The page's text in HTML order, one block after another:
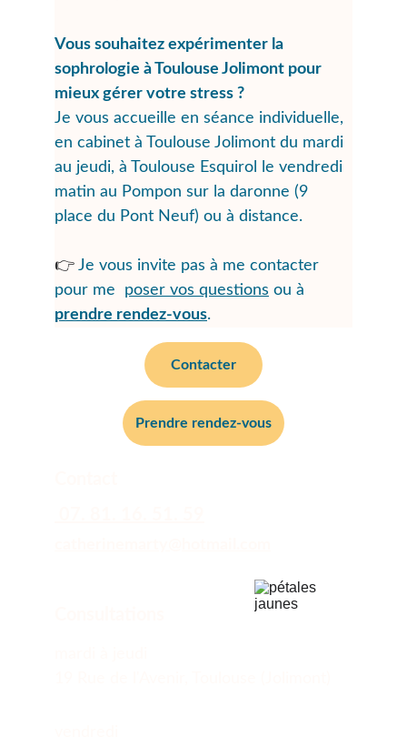
Vous souhaitez expérimenter la
sophrologie à Toulouse Jolimont pour
mieux gérer votre stress ?
Je vous accueille en séance individuelle,
en cabinet à Toulouse Jolimont du mardi
au jeudi, à Toulouse Esquirol le vendredi
matin au Pompon sur la daronne (9
place du Pont Neuf) ou à distance.
👉 Je vous invite pas à me contacter
pour me poser vos questions ou à
prendre rendez-vous.
Contacter
Prendre rendez-vous